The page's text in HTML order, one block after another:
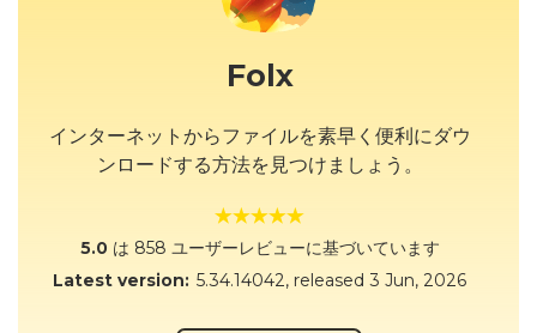
Folx
インターネットからファイルを素早く便利にダウ
ンロードする方法を見つけましょう。
5.0 は 858 ユーザーレビューに基づいています
Latest version: 5.34.14042, released 3 Jun, 2026